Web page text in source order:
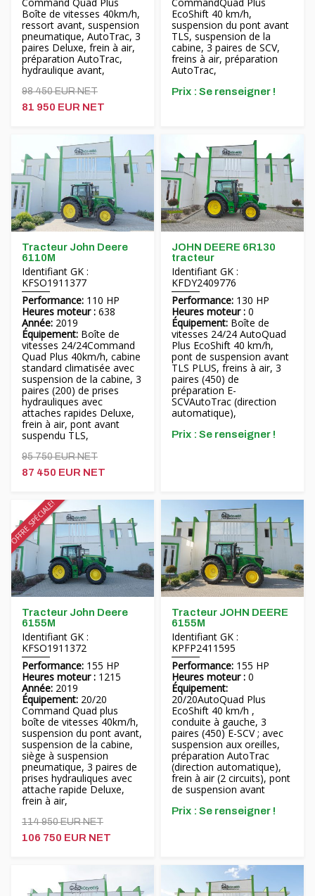
Boîte de vitesses 40km/h,
ressort avant, suspension
pneumatique, AutoTrac, 3
paires Deluxe, frein à air,
préparation AutoTrac,
hydraulique avant,
98 450 EUR NET
81 950 EUR NET
EcoShift 40 km/h,
suspension du pont avant
TLS, suspension de la
cabine, 3 paires de SCV,
freins à air, préparation
AutoTrac,
Prix ​​: Se renseigner !
Tracteur John Deere
6110M
Identifiant GK :
KFSO1911377
Performance: 110 HP
Heures moteur : 638
Année: 2019
Équipement: Boîte de
vitesses 24/24Command
Quad Plus 40km/h, cabine
standard climatisée avec
suspension de la cabine, 3
paires (200) de prises
hydrauliques avec
attaches rapides Deluxe,
frein à air, pont avant
suspendu TLS,
95 750 EUR NET
87 450 EUR NET
JOHN DEERE 6R130
tracteur
Identifiant GK :
KFDY2409776
Performance: 130 HP
Heures moteur : 0
Équipement: Boîte de
vitesses 24/24 AutoQuad
Plus EcoShift 40 km/h,
pont de suspension avant
TLS PLUS, freins à air, 3
paires (450) de
préparation E-
SCVAutoTrac (direction
automatique),
Prix ​​: Se renseigner !
OFFRE SPÉCIALE!
Tracteur John Deere
6155M
Identifiant GK :
KFSO1911372
Performance: 155 HP
Heures moteur : 1215
Année: 2019
Équipement: 20/20
Command Quad plus
boîte de vitesses 40km/h,
suspension du pont avant,
suspension de la cabine,
siège à suspension
pneumatique, 3 paires de
prises hydrauliques avec
attache rapide Deluxe,
frein à air,
114 950 EUR NET
106 750 EUR NET
Tracteur JOHN DEERE
6155M
Identifiant GK :
KPFP2411595
Performance: 155 HP
Heures moteur : 0
Équipement:
20/20AutoQuad Plus
EcoShift 40 km/h ,
conduite à gauche, 3
paires (450) E-SCV ; avec
suspension aux oreilles,
préparation AutoTrac
(direction automatique),
frein à air (2 circuits), pont
de suspension avant
Prix ​​: Se renseigner !